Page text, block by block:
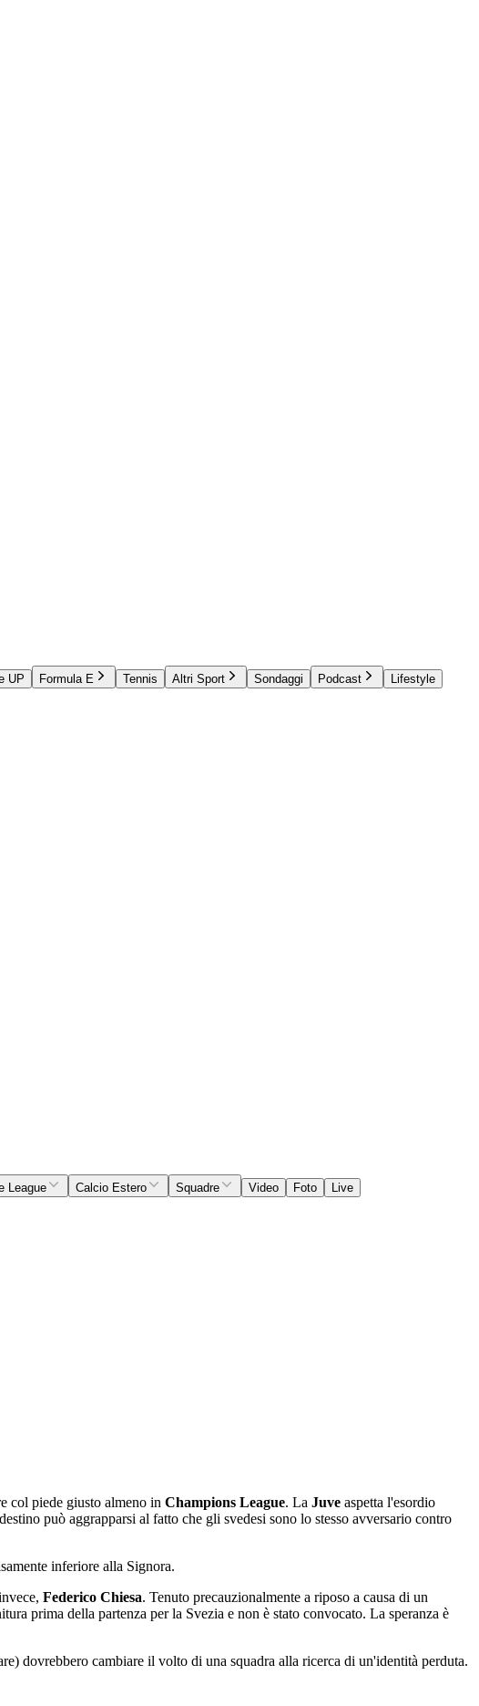
UP Formula E Tennis Altri Sport Sondaggi Podcast
Lifestyle
League Calcio Estero Squadre Video Foto
Live
col piede giusto almeno in Champions League. La Juve aspetta l'esordio
può aggrapparsi al fatto che gli svedesi sono lo stesso avversario contro
inferiore alla Signora.
Federico Chiesa. Tenuto precauzionalmente a riposo a causa di un
prima della partenza per la Svezia e non è stato convocato. La speranza è
dovrebbero cambiare il volto di una squadra alla ricerca di un'identità perduta.